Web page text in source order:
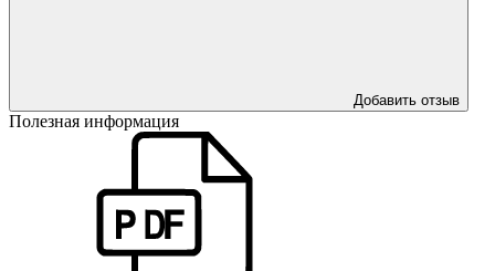
Добавить отзыв
Полезная информация